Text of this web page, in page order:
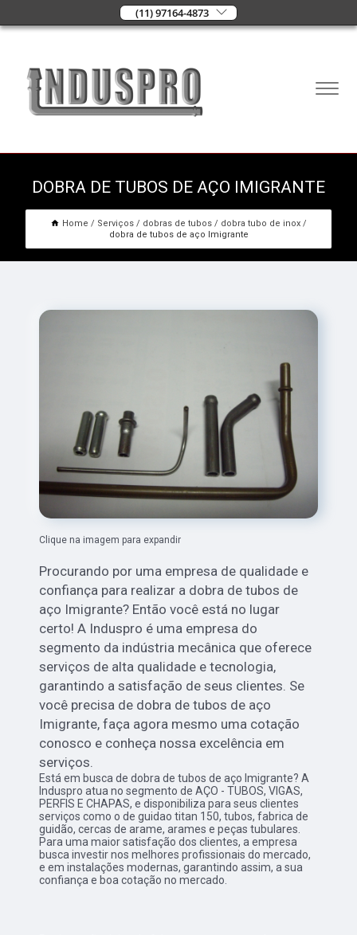
(11) 97164-4873
DOBRA DE TUBOS DE AÇO IMIGRANTE
Home Serviços dobras de tubos
dobra tubo de inox
dobra de tubos de aço Imigrante
Clique na imagem para expandir
Procurando por uma empresa de qualidade e
confiança para realizar a dobra de tubos de
aço Imigrante? Então você está no lugar
certo! A Induspro é uma empresa do
segmento da indústria mecânica que oferece
serviços de alta qualidade e tecnologia,
garantindo a satisfação de seus clientes. Se
você precisa de dobra de tubos de aço
Imigrante, faça agora mesmo uma cotação
conosco e conheça nossa excelência em
serviços.
Está em busca de dobra de tubos de aço Imigrante? A
Induspro atua no segmento de AÇO - TUBOS, VIGAS,
PERFIS E CHAPAS, e disponibiliza para seus clientes
serviços como o de guidao titan 150, tubos, fabrica de
guidão, cercas de arame, arames e peças tubulares.
Para uma maior satisfação dos clientes, a empresa
busca investir nos melhores profissionais do mercado,
e em instalações modernas, garantindo assim, a sua
confiança e boa cotação no mercado.